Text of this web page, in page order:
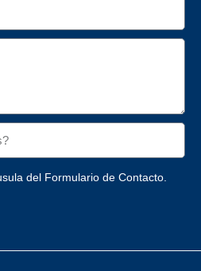
del Formulario de Contacto.